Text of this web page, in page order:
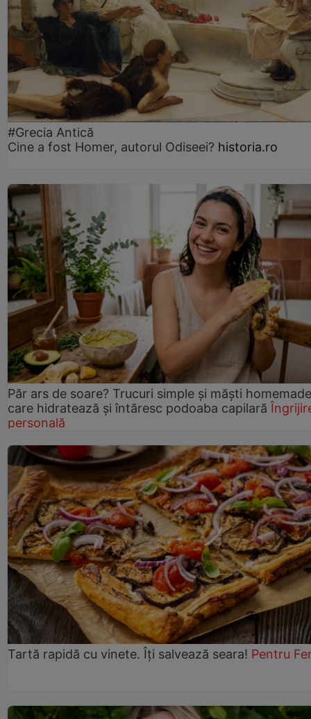
#Grecia Antică
Cine a fost Homer, autorul Odiseei? historia.ro
Păr ars de soare? Trucuri simple și măști homemade
care hidratează și întăresc podoaba capilară
personală
Tartă rapidă cu vinete. Îți salvează seara! Pentru